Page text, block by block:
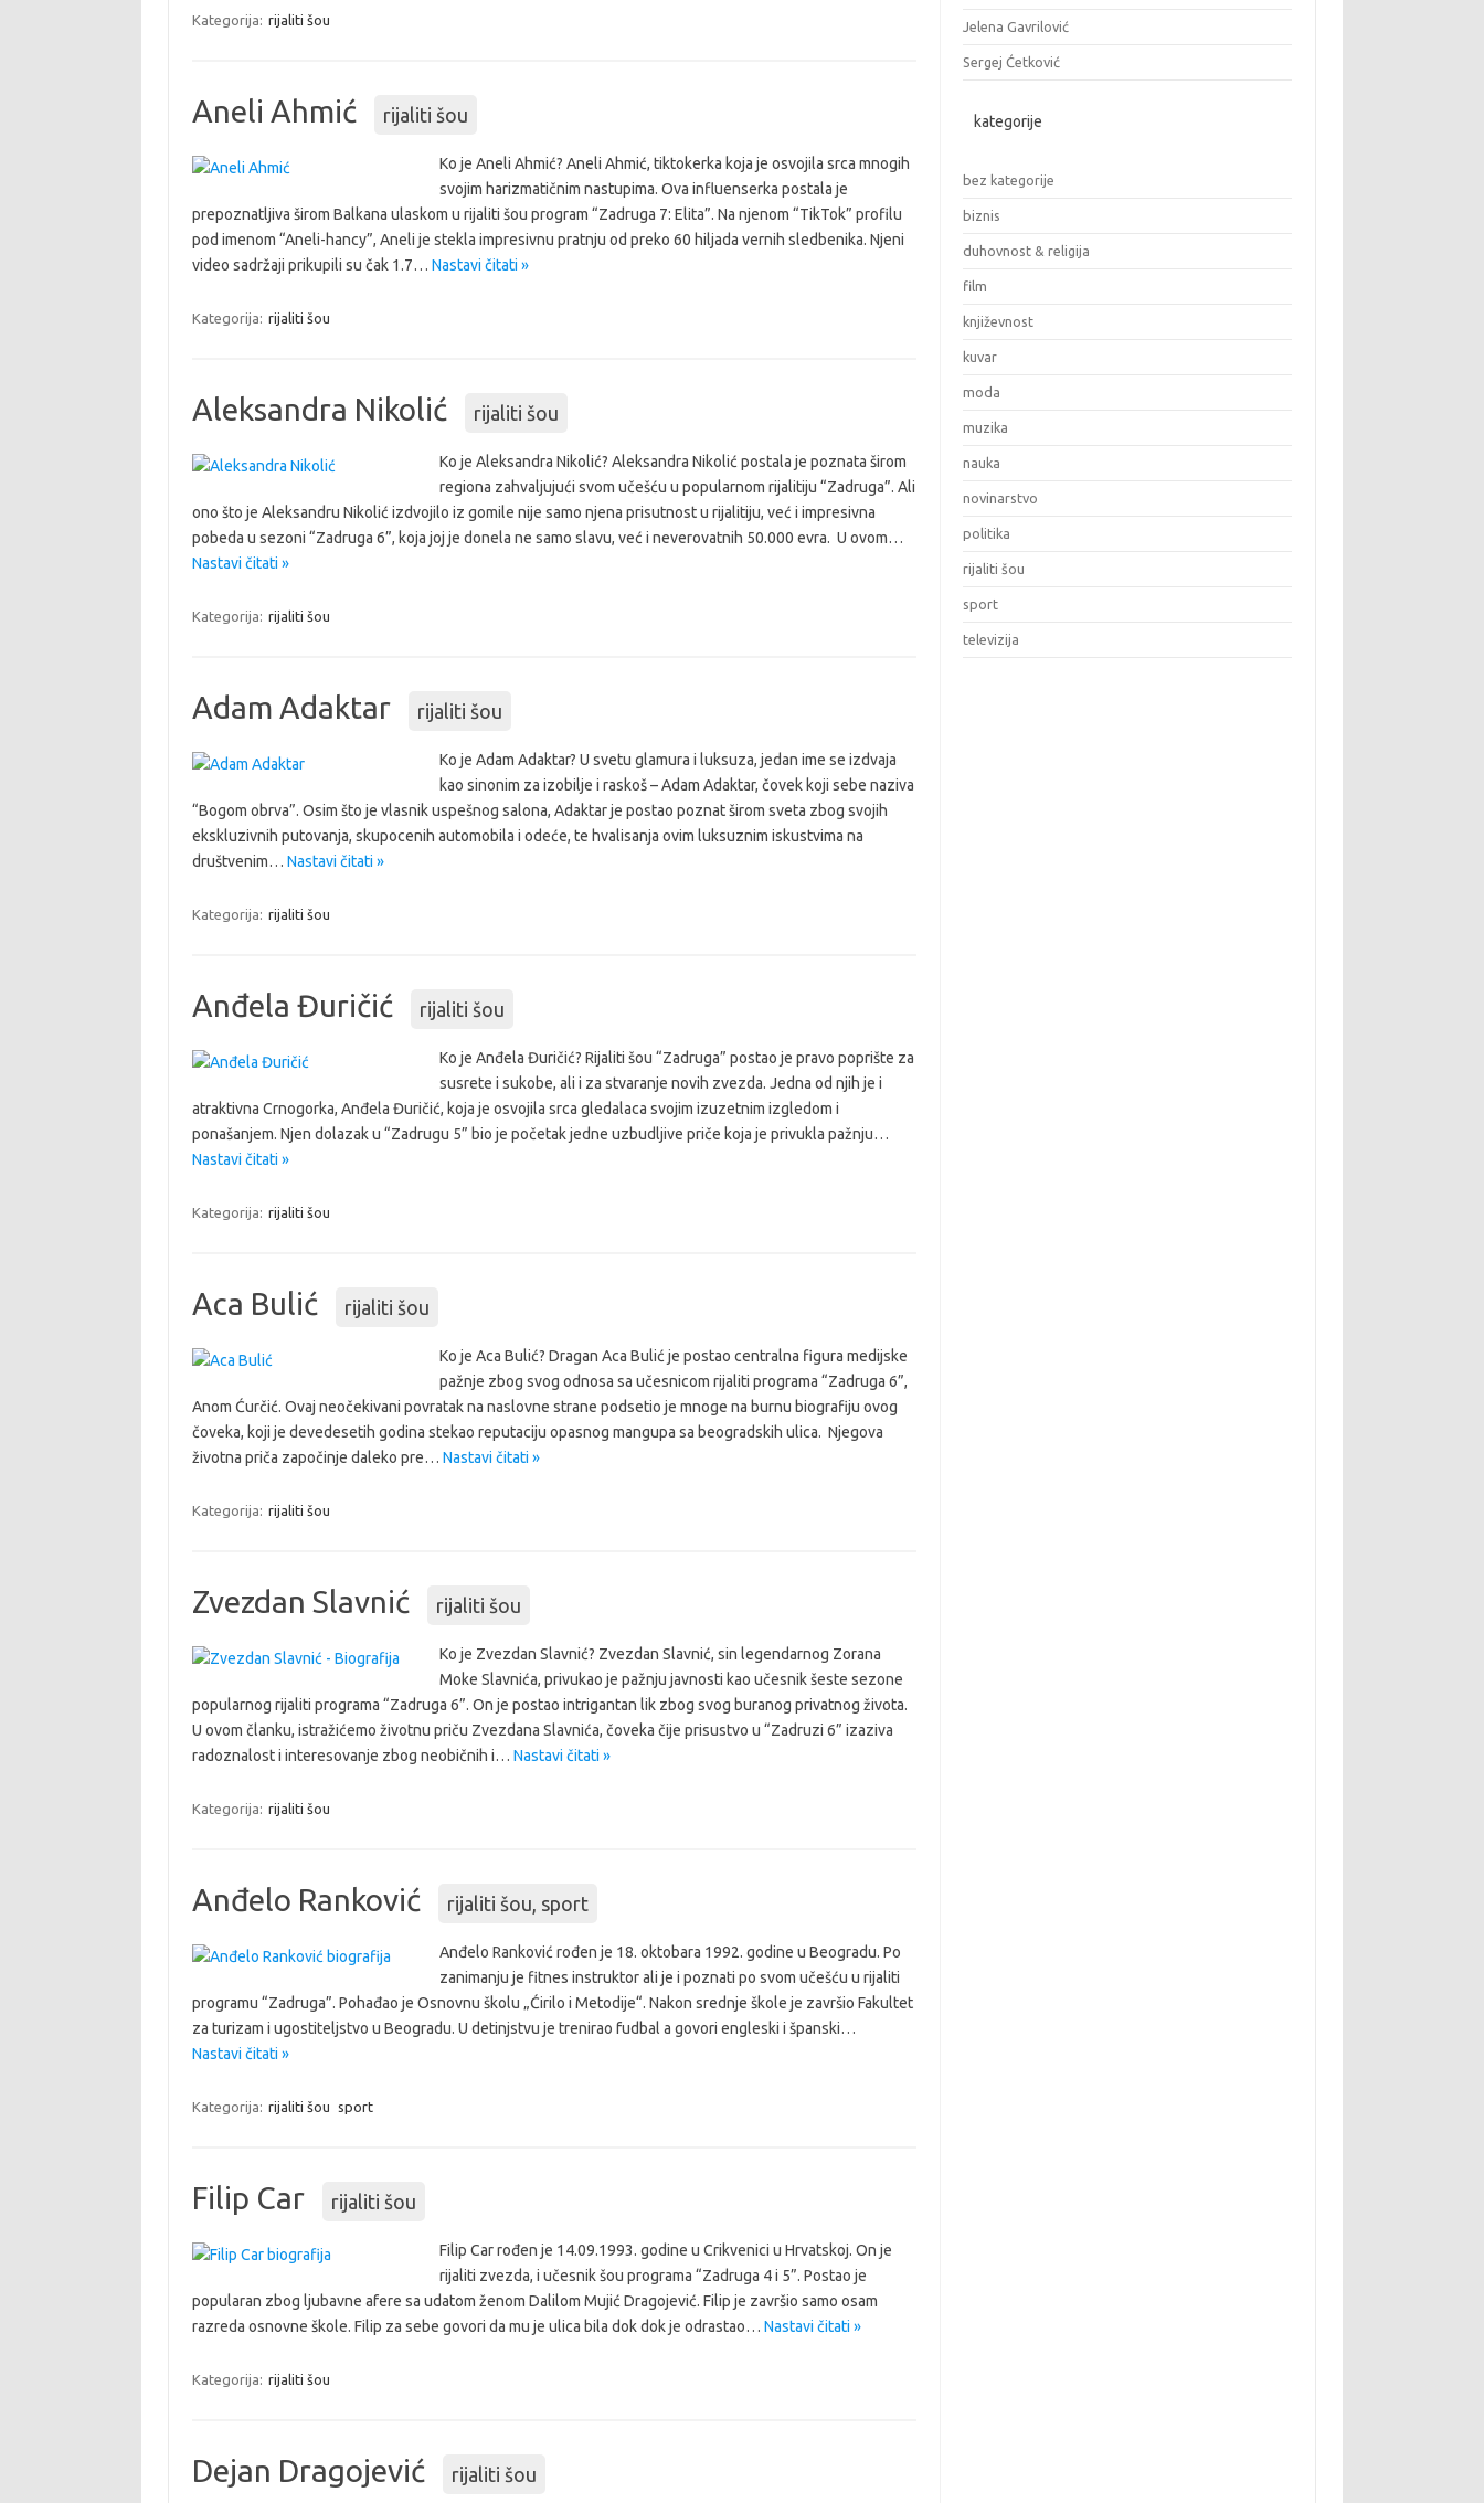
Kategorija: rijaliti šou
Aneli Ahmić rijaliti šou
Ko je Aneli Ahmić? Aneli Ahmić, tiktokerka koja je osvojila srca mnogih
svojim harizmatičnim nastupima. Ova influenserka postala je
prepoznatljiva širom Balkana ulaskom u rijaliti šou program “Zadruga 7: Elita”. Na njenom “TikTok” profilu
pod imenom “Aneli-hancy”, Aneli je stekla impresivnu pratnju od preko 60 hiljada vernih sledbenika. Njeni
video sadržaji prikupili su čak 1.7… Nastavi čitati »
Kategorija: rijaliti šou
Aleksandra Nikolić rijaliti šou
Ko je Aleksandra Nikolić? Aleksandra Nikolić postala je poznata širom
regiona zahvaljujući svom učešću u popularnom rijalitiju “Zadruga”. Ali
ono što je Aleksandru Nikolić izdvojilo iz gomile nije samo njena prisutnost u rijalitiju, već i impresivna
pobeda u sezoni “Zadruga 6”, koja joj je donela ne samo slavu, već i neverovatnih 50.000 evra. U ovom…
Nastavi čitati »
Kategorija: rijaliti šou
Adam Adaktar rijaliti šou
Ko je Adam Adaktar? U svetu glamura i luksuza, jedan ime se izdvaja
kao sinonim za izobilje i raskoš – Adam Adaktar, čovek koji sebe naziva
“Bogom obrva”. Osim što je vlasnik uspešnog salona, Adaktar je postao poznat širom sveta zbog svojih
ekskluzivnih putovanja, skupocenih automobila i odeće, te hvalisanja ovim luksuznim iskustvima na
društvenim… Nastavi čitati »
Kategorija: rijaliti šou
Anđela Đuričić rijaliti šou
Ko je Anđela Đuričić? Rijaliti šou “Zadruga” postao je pravo poprište za
susrete i sukobe, ali i za stvaranje novih zvezda. Jedna od njih je i
atraktivna Crnogorka, Anđela Đuričić, koja je osvojila srca gledalaca svojim izuzetnim izgledom i
ponašanjem. Njen dolazak u “Zadrugu 5” bio je početak jedne uzbudljive priče koja je privukla pažnju…
Nastavi čitati »
Kategorija: rijaliti šou
Aca Bulić rijaliti šou
Ko je Aca Bulić? Dragan Aca Bulić je postao centralna figura medijske
pažnje zbog svog odnosa sa učesnicom rijaliti programa “Zadruga 6”,
Anom Ćurčić. Ovaj neočekivani povratak na naslovne strane podsetio je mnoge na burnu biografiju ovog
čoveka, koji je devedesetih godina stekao reputaciju opasnog mangupa sa beogradskih ulica. Njegova
životna priča započinje daleko pre… Nastavi čitati »
Kategorija: rijaliti šou
Zvezdan Slavnić rijaliti šou
Ko je Zvezdan Slavnić? Zvezdan Slavnić, sin legendarnog Zorana
Moke Slavnića, privukao je pažnju javnosti kao učesnik šeste sezone
popularnog rijaliti programa “Zadruga 6”. On je postao intrigantan lik zbog svog buranog privatnog života.
U ovom članku, istražićemo životnu priču Zvezdana Slavnića, čoveka čije prisustvo u “Zadruzi 6” izaziva
radoznalost i interesovanje zbog neobičnih i… Nastavi čitati »
Kategorija: rijaliti šou
Anđelo Ranković rijaliti šou, sport
Anđelo Ranković rođen je 18. oktobara 1992. godine u Beogradu. Po
zanimanju je fitnes instruktor ali je i poznati po svom učešću u rijaliti
programu “Zadruga”. Pohađao je Osnovnu školu „Ćirilo i Metodije“. Nakon srednje škole je završio Fakultet
za turizam i ugostiteljstvo u Beogradu. U detinjstvu je trenirao fudbal a govori engleski i španski…
Nastavi čitati »
Kategorija: rijaliti šou sport
Filip Car rijaliti šou
Filip Car rođen je 14.09.1993. godine u Crikvenici u Hrvatskoj. On je
rijaliti zvezda, i učesnik šou programa “Zadruga 4 i 5”. Postao je
popularan zbog ljubavne afere sa udatom ženom Dalilom Mujić Dragojević. Filip je završio samo osam
razreda osnovne škole. Filip za sebe govori da mu je ulica bila dok dok je odrastao… Nastavi čitati »
Kategorija: rijaliti šou
Dejan Dragojević rijaliti šou
Jelena Gavrilović
Sergej Ćetković
kategorije
bez kategorije
biznis
duhovnost & religija
film
književnost
kuvar
moda
muzika
nauka
novinarstvo
politika
rijaliti šou
sport
televizija